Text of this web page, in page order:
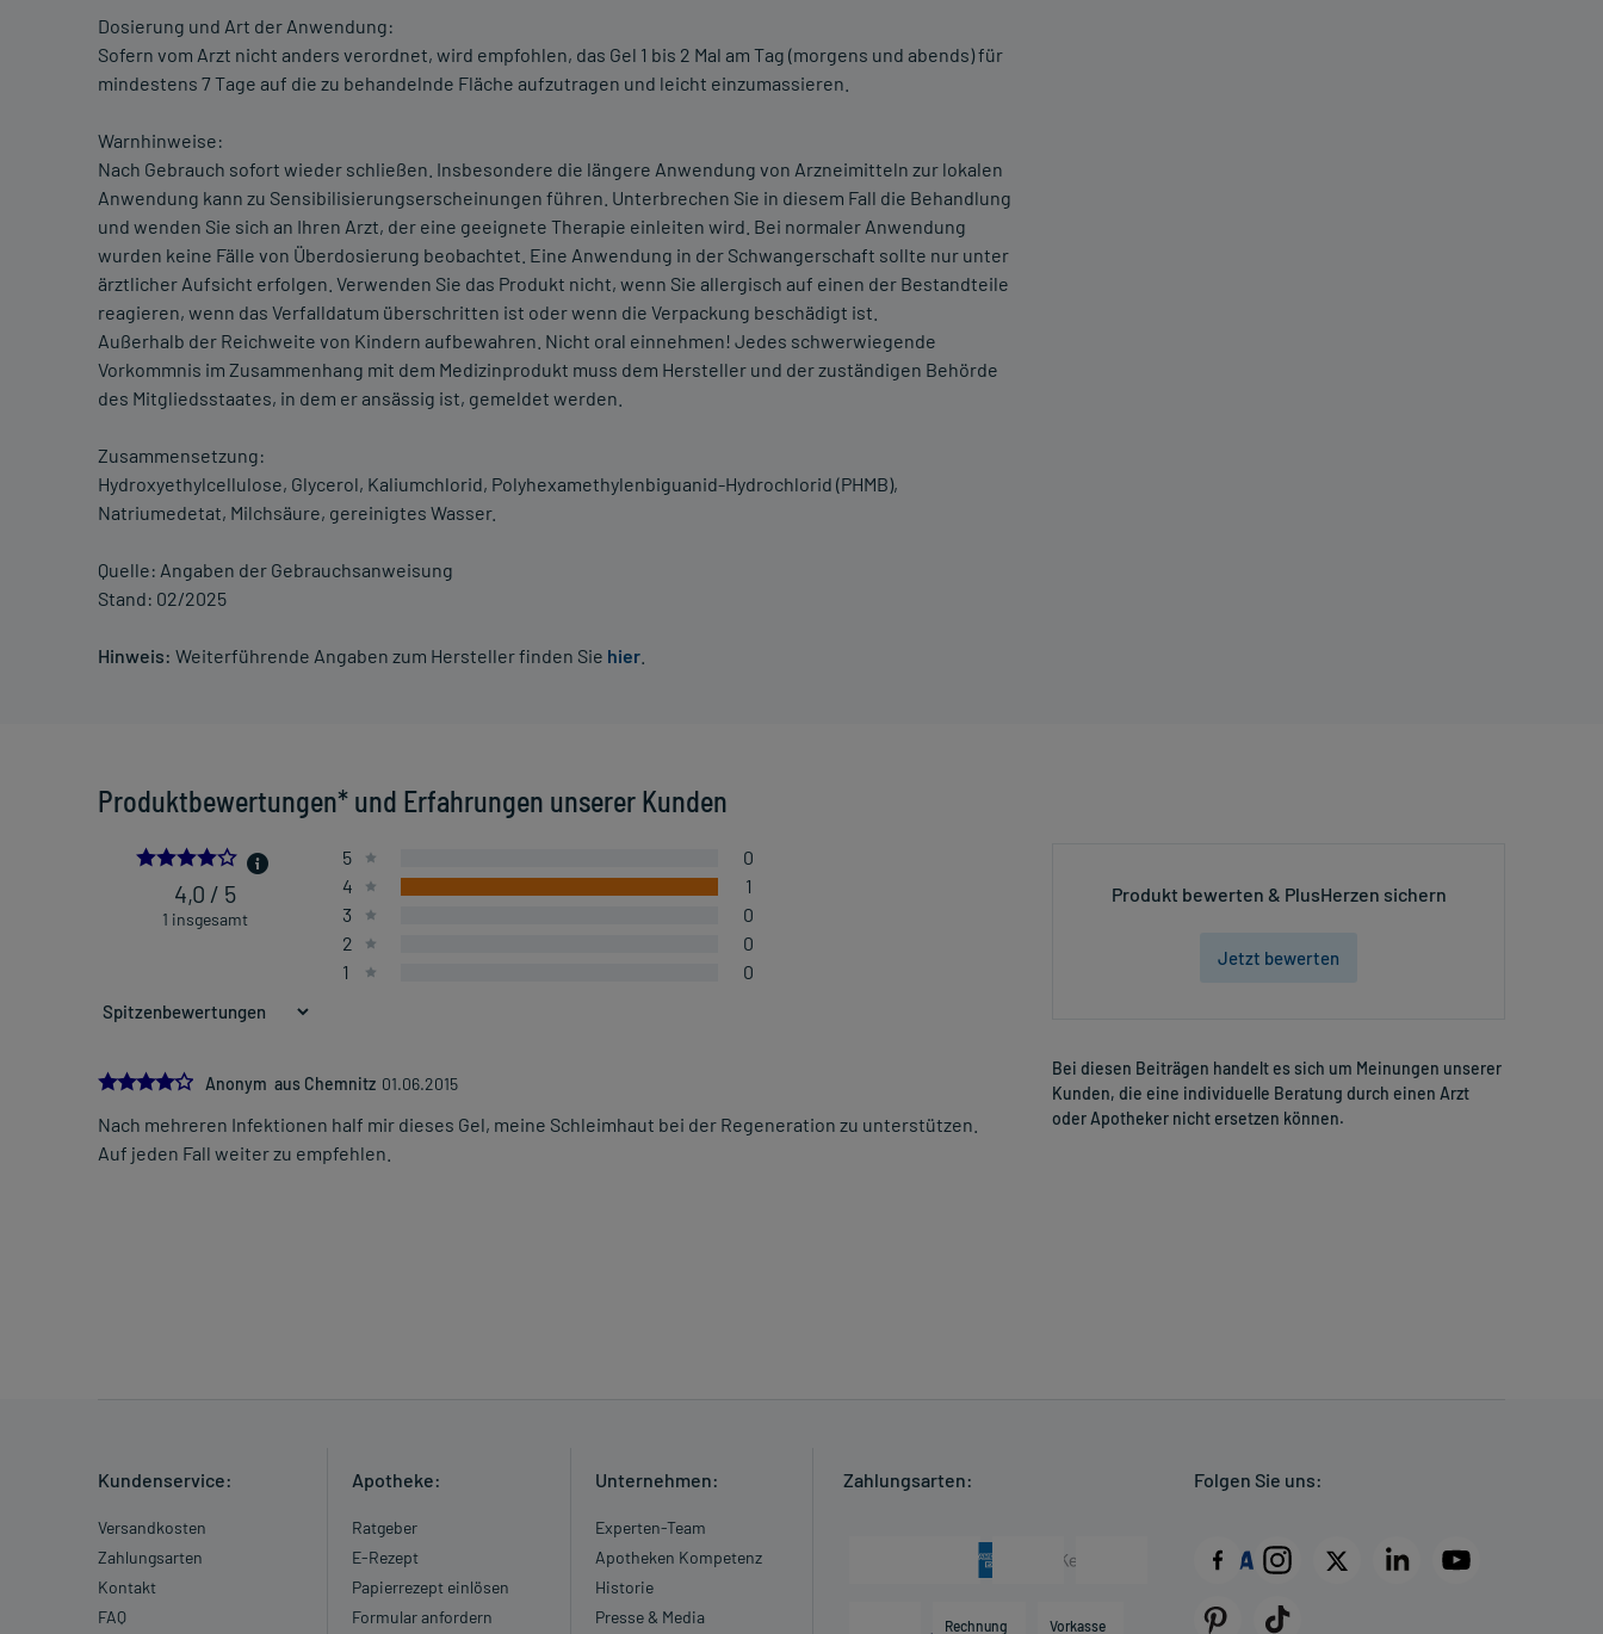
Dosierung und Art der Anwendung:
Sofern vom Arzt nicht anders verordnet, wird empfohlen, das Gel 1 bis 2 Mal am Tag (morgens und abends) für
mindestens 7 Tage auf die zu behandelnde Fläche aufzutragen und leicht einzumassieren.
Warnhinweise:
Nach Gebrauch sofort wieder schließen. Insbesondere die längere Anwendung von Arzneimitteln zur lokalen
Anwendung kann zu Sensibilisierungserscheinungen führen. Unterbrechen Sie in diesem Fall die Behandlung
und wenden Sie sich an Ihren Arzt, der eine geeignete Therapie einleiten wird. Bei normaler Anwendung
wurden keine Fälle von Überdosierung beobachtet. Eine Anwendung in der Schwangerschaft sollte nur unter
ärztlicher Aufsicht erfolgen. Verwenden Sie das Produkt nicht, wenn Sie allergisch auf einen der Bestandteile
reagieren, wenn das Verfalldatum überschritten ist oder wenn die Verpackung beschädigt ist.
Außerhalb der Reichweite von Kindern aufbewahren. Nicht oral einnehmen! Jedes schwerwiegende
Vorkommnis im Zusammenhang mit dem Medizinprodukt muss dem Hersteller und der zuständigen Behörde
des Mitgliedsstaates, in dem er ansässig ist, gemeldet werden.
Zusammensetzung:
Hydroxyethylcellulose, Glycerol, Kaliumchlorid, Polyhexamethylenbiguanid-Hydrochlorid (PHMB),
Natriumedetat, Milchsäure, gereinigtes Wasser.
Quelle: Angaben der Gebrauchsanweisung
Stand: 02/2025
Hinweis: Weiterführende Angaben zum Hersteller finden Sie hier
Produktbewertungen* und Erfahrungen unserer Kunden
4.0
4,0 / 5
1 insgesamt
5
0
4
1
3
0
2
0
1
0
4.0
Anonym aus Chemnitz 01.06.2015
Nach mehreren Infektionen half mir dieses Gel, meine Schleimhaut bei der Regeneration zu unterstützen.
Auf jeden Fall weiter zu empfehlen.
Produkt bewerten & PlusHerzen sichern
Jetzt bewerten
Bei diesen Beiträgen handelt es sich um Meinungen unserer
Kunden, die eine individuelle Beratung durch einen Arzt
oder Apotheker nicht ersetzen können.
Kundenservice:
Versandkosten
Zahlungsarten
Kontakt
FAQ
Apotheke:
Ratgeber
E-Rezept
Papierrezept einlösen
Formular anfordern
Unternehmen:
Experten-Team
Apotheken Kompetenz
Historie
Presse & Media
Zahlungsarten:
Rechnung Vorkasse
Folgen Sie uns: